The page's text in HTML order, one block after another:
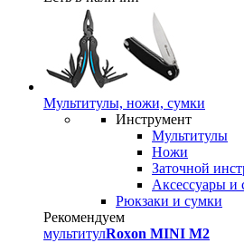
Мультитулы, ножи, сумки
Инструмент
Мультитулы
Ножи
Заточной
Аксессуары и
Рюкзаки и сумки
Рекомендуем
мультитулRoxon MINI M2